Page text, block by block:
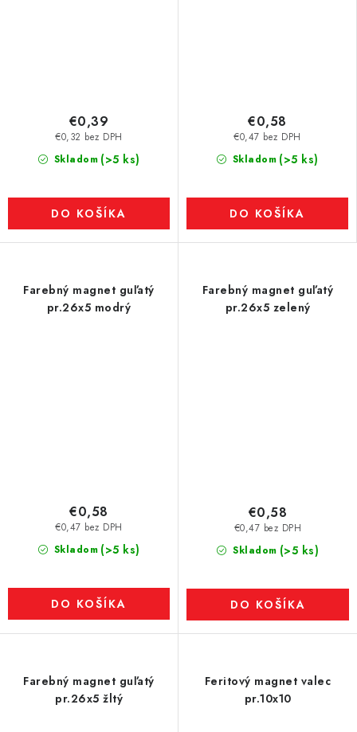
Skladom (>5 ks)
€0,32 bez DPH
€0,39
DO KOŠÍKA
Skladom (>5 ks)
€0,47 bez DPH
€0,58
DO KOŠÍKA
Farebný magnet guľatý
pr.26x5 modrý
Skladom (>5 ks)
€0,47 bez DPH
€0,58
DO KOŠÍKA
Farebný magnet guľatý
pr.26x5 zelený
Skladom (>5 ks)
€0,47 bez DPH
€0,58
DO KOŠÍKA
Farebný magnet guľatý
pr.26x5 žltý
Feritový magnet valec
pr.10x10